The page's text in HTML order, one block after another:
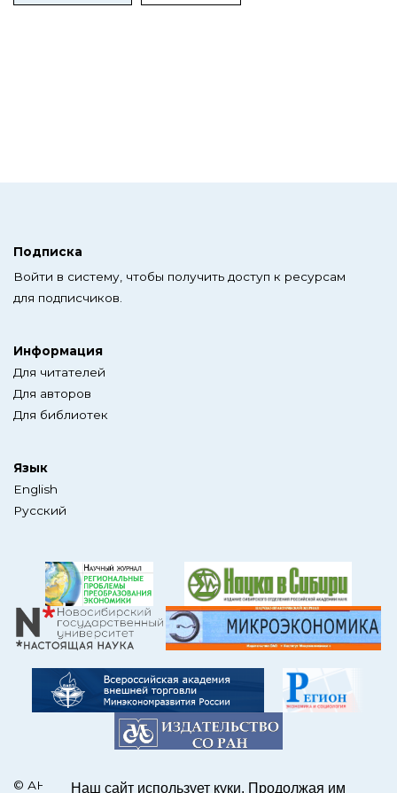
Наш сайт использует куки. Продолжая им
Подписка
Войти в систему, чтобы получить доступ к ресурсам
для подписчиков.
Информация
Для читателей
Для авторов
Для библиотек
Язык
English
Русский
© АНО Редакция журнала «ЭКО»